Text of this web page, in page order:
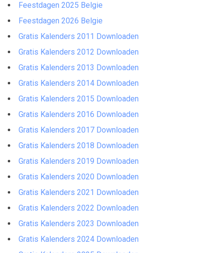
Feestdagen 2025 Belgie
Feestdagen 2026 Belgie
Gratis Kalenders 2011 Downloaden
Gratis Kalenders 2012 Downloaden
Gratis Kalenders 2013 Downloaden
Gratis Kalenders 2014 Downloaden
Gratis Kalenders 2015 Downloaden
Gratis Kalenders 2016 Downloaden
Gratis Kalenders 2017 Downloaden
Gratis Kalenders 2018 Downloaden
Gratis Kalenders 2019 Downloaden
Gratis Kalenders 2020 Downloaden
Gratis Kalenders 2021 Downloaden
Gratis Kalenders 2022 Downloaden
Gratis Kalenders 2023 Downloaden
Gratis Kalenders 2024 Downloaden